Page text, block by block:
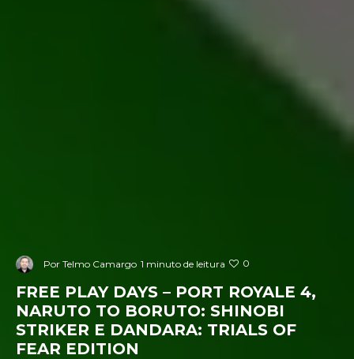
Por Telmo Camargo 1 minuto de leitura 0
FREE PLAY DAYS – PORT ROYALE 4,
NARUTO TO BORUTO: SHINOBI
STRIKER E DANDARA: TRIALS OF
FEAR EDITION